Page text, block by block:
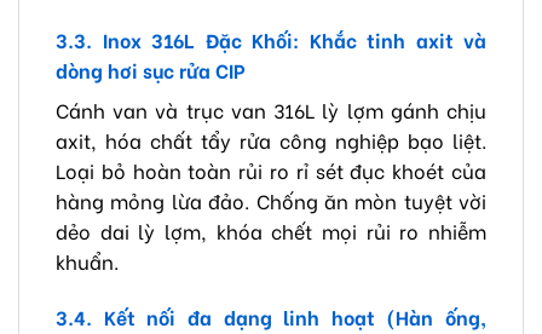
3.3. Inox 316L Đặc Khối: Khắc tinh axit và
dòng hơi sục rửa CIP
Cánh van và trục van 316L lỳ lợm gánh chịu
axit, hóa chất tẩy rửa công nghiệp bạo liệt.
Loại bỏ hoàn toàn rủi ro rỉ sét đục khoét của
hàng mỏng lừa đảo. Chống ăn mòn tuyệt vời
dẻo dai lỳ lợm, khóa chết mọi rủi ro nhiễm
khuẩn.
3.4. Kết nối đa dạng linh hoạt (Hàn ống,